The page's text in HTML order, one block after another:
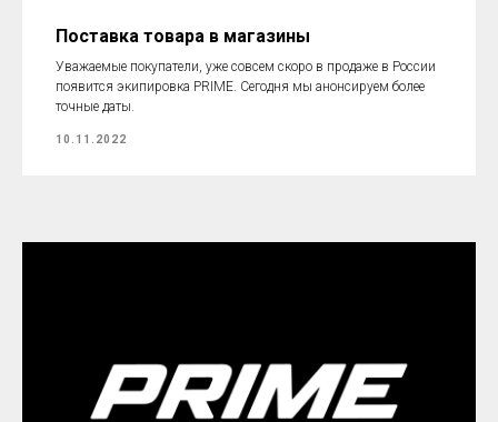
Поставка товара в магазины
Уважаемые покупатели, уже совсем скоро в продаже в России
появится экипировка PRIME. Сегодня мы анонсируем более
точные даты.
10.11.2022